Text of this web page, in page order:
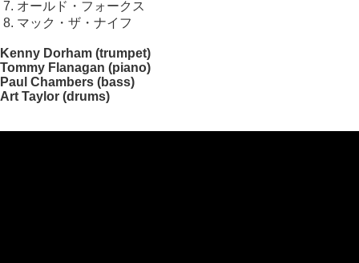
7. オールド・フォークス
8. マック・ザ・ナイフ
Kenny Dorham (trumpet)
Tommy Flanagan (piano)
Paul Chambers (bass)
Art Taylor (drums)